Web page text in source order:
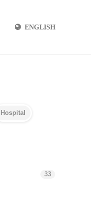
ENGLISH
Hospital
33